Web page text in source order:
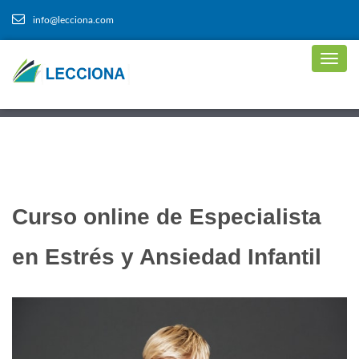
info@lecciona.com
Curso online de Especialista
en Estrés y Ansiedad Infantil